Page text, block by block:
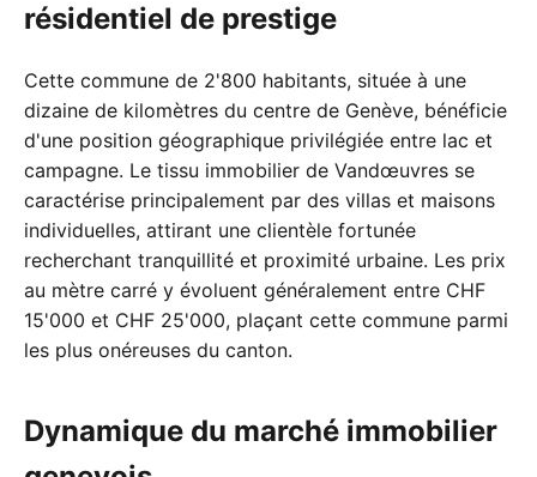
résidentiel de prestige
Cette commune de 2'800 habitants, située à une
dizaine de kilomètres du centre de Genève, bénéficie
d'une position géographique privilégiée entre lac et
campagne. Le tissu immobilier de Vandœuvres se
caractérise principalement par des villas et maisons
individuelles, attirant une clientèle fortunée
recherchant tranquillité et proximité urbaine. Les prix
au mètre carré y évoluent généralement entre CHF
15'000 et CHF 25'000, plaçant cette commune parmi
les plus onéreuses du canton.
Dynamique du marché immobilier